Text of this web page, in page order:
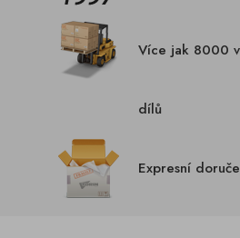
Více jak 8000
dílů
Expresní